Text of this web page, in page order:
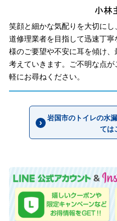
笑顔と細かな気配りを大切に
道修理業者を目指して迅速丁
様のご要望や不安に耳を傾け
考えていきます。ご不明な点
軽にお尋ねください。
岩国市のトイレの水
ては